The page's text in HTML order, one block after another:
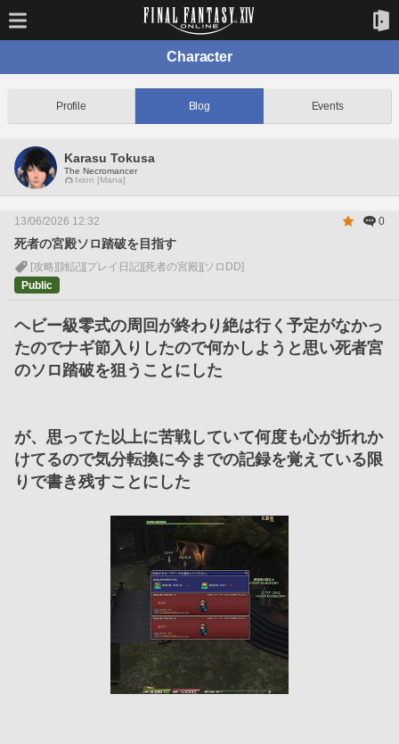
Character
Profile Blog Events
Karasu Tokusa
The Necromancer
Ixion [Mana]
13/06/2026 12:32 0
死者の宮殿ソロ踏破を目指す
[攻略] [雑記] [プレイ日記] [死者の宮殿] [ソロDD]
Public
ヘビー級零式の周回が終わり絶は行く予定がなかっ
たのでナギ節入りしたので何かしようと思い死者宮
のソロ踏破を狙うことにした
が、思ってた以上に苦戦していて何度も心が折れか
けてるので気分転換に今までの記録を覚えている限
りで書き残すことにした